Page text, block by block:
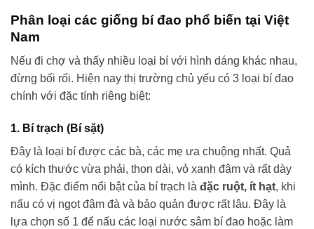
Phân loại các giống bí đao phổ biến tại Việt
Nam
Nếu đi chợ và thấy nhiều loại bí với hình dáng khác nhau,
đừng bối rối. Hiện nay thị trường chủ yếu có 3 loại bí đao
chính với đặc tính riêng biệt:
1. Bí trạch (Bí sặt)
Đây là loại bí được các bà, các mẹ ưa chuộng nhất. Quả
có kích thước vừa phải, thon dài, vỏ xanh đậm và rất dày
mình. Đặc điểm nổi bật của bí trạch là đặc ruột, ít hạt, khi
nấu có vị ngọt đậm đà và bảo quản được rất lâu. Đây là
lựa chọn số 1 để nấu các loại nước sâm bí đao hoặc làm